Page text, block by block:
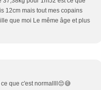
12cm mais tout mes copains
que moi Le même âge et plus
que c'est normallll😔😅